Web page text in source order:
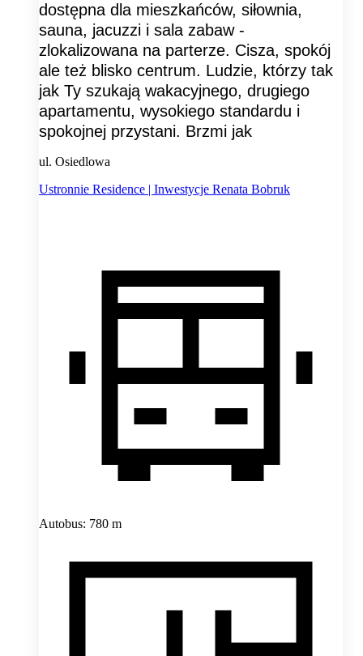
dostępna dla mieszkańców, siłownia,
sauna, jacuzzi i sala zabaw -
zlokalizowana na parterze. Cisza, spokój
ale też blisko centrum. Ludzie, którzy tak
jak Ty szukają wakacyjnego, drugiego
apartamentu, wysokiego standardu i
spokojnej przystani. Brzmi jak
ul. Osiedlowa
Ustronnie Residence | Inwestycje Renata Bobruk
Autobus: 780 m